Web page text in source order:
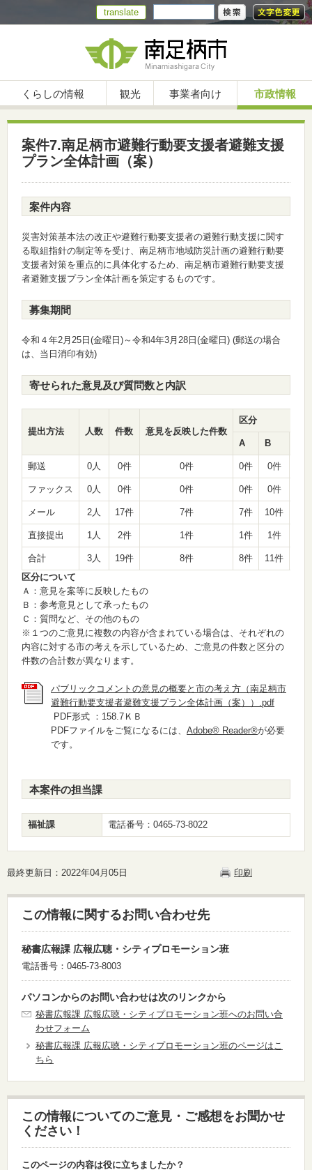
translate
くらしの情報 観光 事業者向け 市政情報
案件7.南足柄市避難行動要支援者避難支援
プラン全体計画（案）
案件内容
災害対策基本法の改正や避難行動要支援者の避難行動支援に関す
る取組指針の制定等を受け、南足柄市地域防災計画の避難行動要
支援者対策を重点的に具体化するため、南足柄市避難行動要支援
者避難支援プラン全体計画を策定するものです。
募集期間
令和４年2月25日(金曜日)～令和4年3月28日(金曜日) (郵送の場合
は、当日消印有効)
寄せられた意見及び質問数と内訳
提出方法 人数 件数 意見を反映した件数
区分
A B
郵送 0人 0件 0件 0件 0件
ファックス 0人 0件 0件 0件 0件
メール 2人 17件 7件 7件 10件
直接提出 1人 2件 1件 1件 1件
合計 3人 19件 8件 8件 11件
区分について
Ａ：意見を案等に反映したもの
Ｂ：参考意見として承ったもの
Ｃ：質問など、その他のもの
※１つのご意見に複数の内容が含まれている場合は、それぞれの
内容に対する市の考えを示しているため、ご意見の件数と区分の
件数の合計数が異なります。
パブリックコメントの意見の概要と市の考え方（南足柄市
避難行動要支援者避難支援プラン全体計画（案））.pdf
PDF形式 ：158.7ＫＢ
PDFファイルをご覧になるには、 Adobe® Reader®が必要
です。
本案件の担当課
福祉課 電話番号：0465-73-8022
最終更新日：2022年04月05日 印刷
この情報に関するお問い合わせ先
秘書広報課 広報広聴・シティプロモーション班
電話番号：0465-73-8003
パソコンからのお問い合わせは次のリンクから
秘書広報課 広報広聴・シティプロモーション班へのお問い合
わせフォーム
秘書広報課 広報広聴・シティプロモーション班のページはこ
ちら
この情報についてのご意見・ご感想をお聞かせ
ください！
このページの内容は役に立ちましたか？